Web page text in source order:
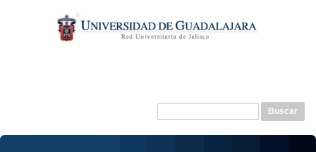
contenido
principal
Formulario de
Buscar